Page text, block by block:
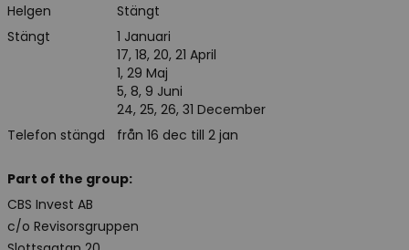
Helgen
Stängt
Stängt
Telefon stängd
1 Januari
17, 18, 20, 21 April
1, 29 Maj
5, 8, 9 Juni
24, 25, 26, 31 December
från 16 dec till 2 jan
Part of the group:
CBS Invest AB
c/o Revisorsgruppen